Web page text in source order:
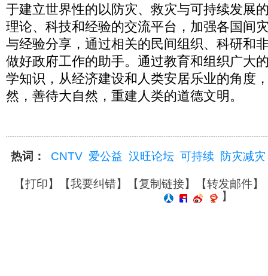
于建立世界性的以防灾、救灾与可持续发展
理论、科技和经验的交流平台，加强各国间
与经验分享，通过相关的民间组织、科研和
做好政府工作的助手。通过教育和组织广大
学知识，从经济建设和人类安居乐业的角度
然，善待大自然，重建人类的道德文明。
热词： CNTV 爱公益 汉旺论坛 可持续 防灾减灾
【打印】【我要纠错】【复制链接】【转发邮件】
】